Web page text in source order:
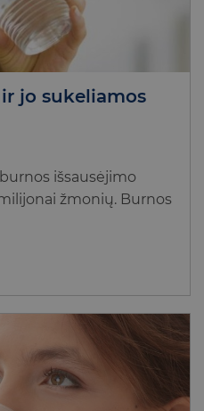
jo sukeliamos
išsausėjimo
žmonių. Burnos